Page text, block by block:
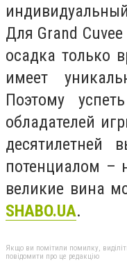
Для Grand
осадка только
имеет
Поэтому
обладателей
десятилетней
потенциалом –
великие вина
SHABO.UA.
Якщо ви помітили помилку,
повідомити про це редакцію